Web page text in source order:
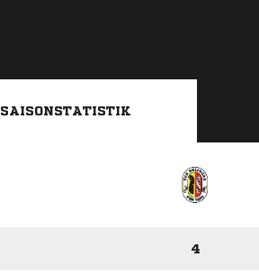
SAISONSTATISTIK
4